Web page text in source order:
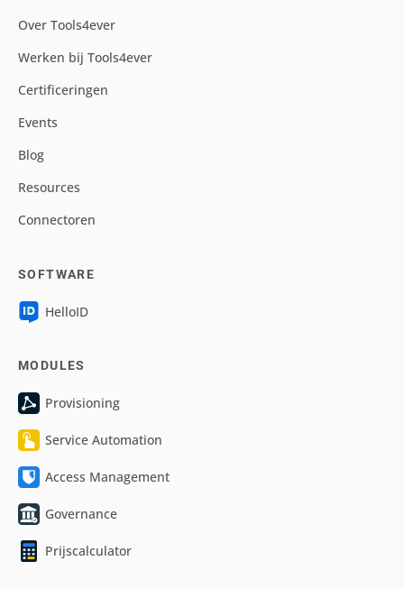
Over Tools4ever
Werken bij Tools4ever
Certificeringen
Events
Blog
Resources
Connectoren
SOFTWARE
HelloID
MODULES
Provisioning
Service Automation
Access Management
Governance
Prijscalculator